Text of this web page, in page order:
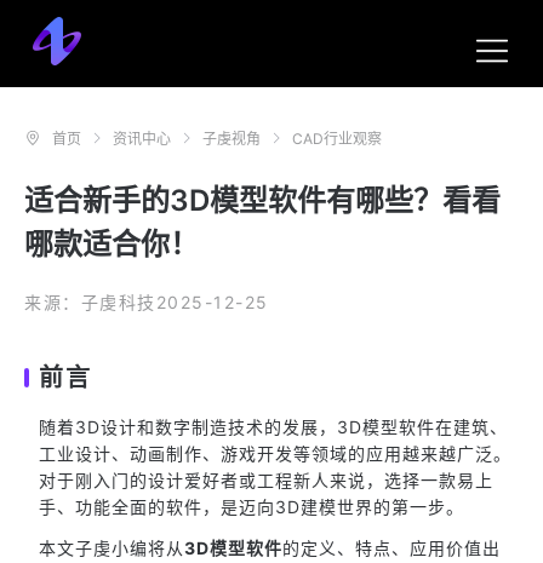
首页 资讯中心 子虔视角 CAD行业观察
适合新手的3D模型软件有哪些？看看
哪款适合你！
来源：子虔科技 2025-12-25
前言
随着3D设计和数字制造技术的发展，3D模型软件在建筑、
工业设计、动画制作、游戏开发等领域的应用越来越广泛。
对于刚入门的设计爱好者或工程新人来说，选择一款易上
手、功能全面的软件，是迈向3D建模世界的第一步。
本文子虔小编将从3D模型软件的定义、特点、应用价值出